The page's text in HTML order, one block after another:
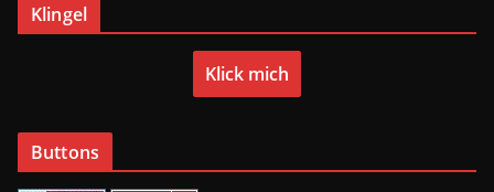
Klingel
Klick mich
Buttons